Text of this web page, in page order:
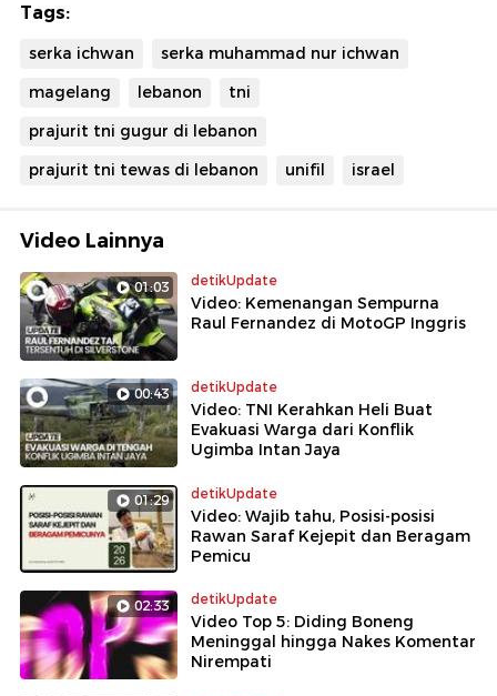
Tags:
serka ichwan
serka muhammad nur ichwan
magelang
lebanon
tni
prajurit tni gugur di lebanon
prajurit tni tewas di lebanon
unifil israel
Video Lainnya
01:03 detikUpdate
Video: Kemenangan Sempurna
Raul Fernandez di MotoGP Inggris
00:43 detikUpdate
Video: TNI Kerahkan Heli Buat
Evakuasi Warga dari Konflik
Ugimba Intan Jaya
01:29 detikUpdate
Video: Wajib tahu, Posisi-posisi
Rawan Saraf Kejepit dan Beragam
Pemicu
02:33 detikUpdate
Video Top 5: Diding Boneng
Meninggal hingga Nakes Komentar
Nirempati